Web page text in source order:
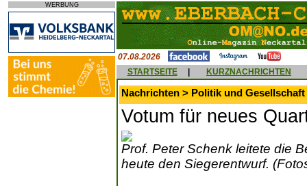
WERBUNG
07.08.2026
STARTSEITE
KURZNACHRICHTEN
Nachrichten > Politik und Gesellschaft
Votum für neues
Prof. Peter Schenk leitete die
heute den Siegerentwurf.